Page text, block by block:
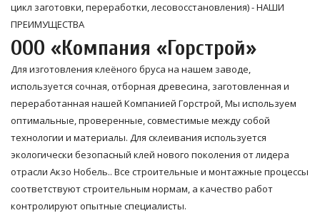
цикл заготовки, переработки, лесовосстановления) - НАШИ
ПРЕИМУЩЕСТВА
ООО «Компания «Горстрой»
Для изготовления клеёного бруса на нашем заводе,
используется сочная, отборная древесина, заготовленная и
переработанная нашей Компанией Горстрой, Мы используем
оптимальные, проверенные, совместимые между собой
технологии и материалы. Для склеивания используется
экологически безопасный клей нового поколения от лидера
отрасли Акзо Нобель.. Все строительные и монтажные процессы
соответствуют строительным нормам, а качество работ
контролируют опытные специалисты.